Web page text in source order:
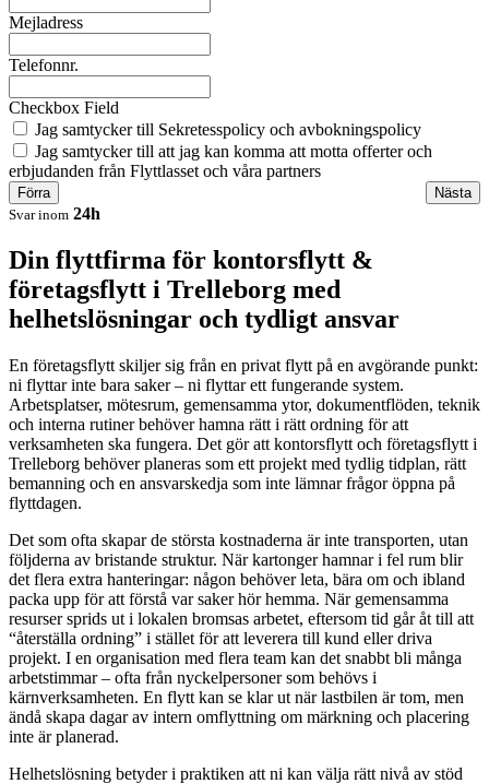
Mejladress
Telefonnr.
Checkbox Field
Jag samtycker till Sekretesspolicy och avbokningspolicy
Jag samtycker till att jag kan komma att motta offerter och
erbjudanden från Flyttlasset och våra partners
Förra
Nästa
Svar inom 24h
Din flyttfirma för kontorsflytt &
företagsflytt i Trelleborg med
helhetslösningar och tydligt ansvar
En företagsflytt skiljer sig från en privat flytt på en avgörande punkt:
ni flyttar inte bara saker – ni flyttar ett fungerande system.
Arbetsplatser, mötesrum, gemensamma ytor, dokumentflöden, teknik
och interna rutiner behöver hamna rätt i rätt ordning för att
verksamheten ska fungera. Det gör att kontorsflytt och företagsflytt i
Trelleborg behöver planeras som ett projekt med tydlig tidplan, rätt
bemanning och en ansvarskedja som inte lämnar frågor öppna på
flyttdagen.
Det som ofta skapar de största kostnaderna är inte transporten, utan
följderna av bristande struktur. När kartonger hamnar i fel rum blir
det flera extra hanteringar: någon behöver leta, bära om och ibland
packa upp för att förstå var saker hör hemma. När gemensamma
resurser sprids ut i lokalen bromsas arbetet, eftersom tid går åt till att
“återställa ordning” i stället för att leverera till kund eller driva
projekt. I en organisation med flera team kan det snabbt bli många
arbetstimmar – ofta från nyckelpersoner som behövs i
kärnverksamheten. En flytt kan se klar ut när lastbilen är tom, men
ändå skapa dagar av intern omflyttning om märkning och placering
inte är planerad.
Helhetslösning betyder i praktiken att ni kan välja rätt nivå av stöd